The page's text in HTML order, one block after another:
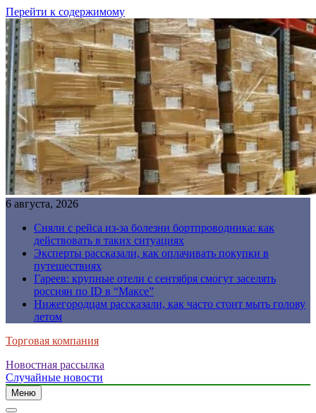
Перейти к содержимому
6 августа, 2026
Сняли с рейса из-за болезни бортпроводника: как
действовать в таких ситуациях
Эксперты рассказали, как оплачивать покупки в
путешествиях
Гареев: крупные отели с сентября смогут заселять
россиян по ID в “Максе”
Нижегородцам рассказали, как часто стоит мыть голову
летом
Торговая компания
Новостная рассылка
Случайные новости
Меню